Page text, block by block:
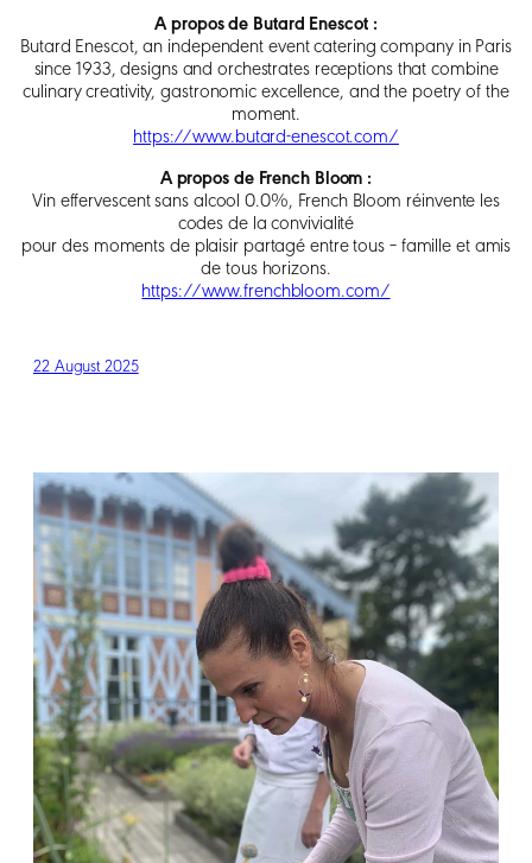
A propos de Butard Enescot :
Butard Enescot, an independent event catering company in Paris
since 1933, designs and orchestrates receptions that combine
culinary creativity, gastronomic excellence, and the poetry of the
moment.
https://www.butard-enescot.com/
A propos de French Bloom :
Vin effervescent sans alcool 0.0%, French Bloom réinvente les
codes de la convivialité
pour des moments de plaisir partagé entre tous – famille et amis
de tous horizons.
https://www.frenchbloom.com/
22 August 2025